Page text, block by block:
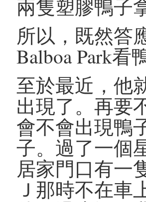
兩隻塑膠鴨子
所以，既然答
Balboa Park看
至於最近，他
出現了。再要
會不會出現鴨
子。過了一個
居家門口有一
Ｊ那時不在車